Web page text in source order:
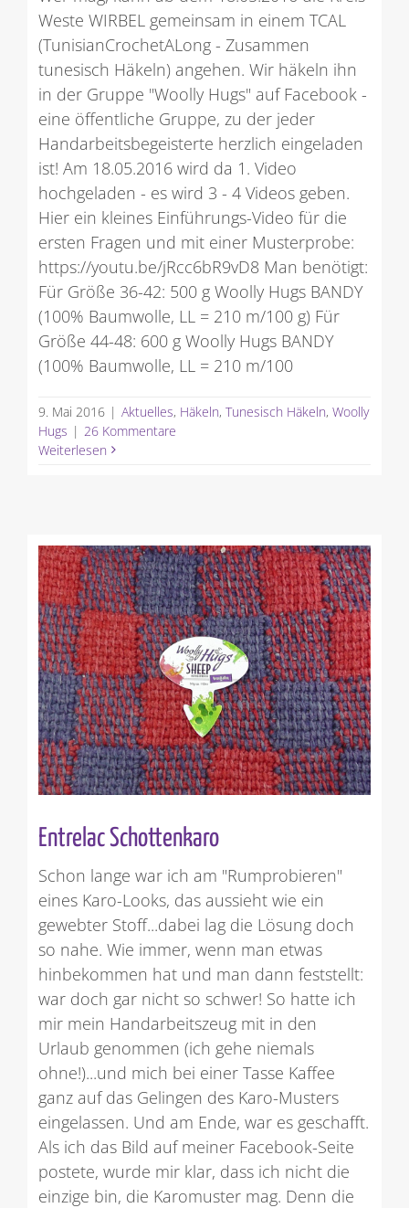
Weste WIRBEL gemeinsam in einem TCAL
(TunisianCrochetALong - Zusammen
tunesisch Häkeln) angehen. Wir häkeln ihn
in der Gruppe "Woolly Hugs" auf Facebook -
eine öffentliche Gruppe, zu der jeder
Handarbeitsbegeisterte herzlich eingeladen
ist! Am 18.05.2016 wird da 1. Video
hochgeladen - es wird 3 - 4 Videos geben.
Hier ein kleines Einführungs-Video für die
ersten Fragen und mit einer Musterprobe:
https://youtu.be/jRcc6bR9vD8 Man benötigt:
Für Größe 36-42: 500 g Woolly Hugs BANDY
(100% Baumwolle, LL = 210 m/100 g) Für
Größe 44-48: 600 g Woolly Hugs BANDY
(100% Baumwolle, LL = 210 m/100
9. Mai 2016 | Aktuelles, Häkeln, Tunesisch Häkeln, Woolly
Hugs | 26 Kommentare
Weiterlesen
Entrelac Schottenkaro
Schon lange war ich am "Rumprobieren"
eines Karo-Looks, das aussieht wie ein
gewebter Stoff...dabei lag die Lösung doch
so nahe. Wie immer, wenn man etwas
hinbekommen hat und man dann feststellt:
war doch gar nicht so schwer! So hatte ich
mir mein Handarbeitszeug mit in den
Urlaub genommen (ich gehe niemals
ohne!)...und mich bei einer Tasse Kaffee
ganz auf das Gelingen des Karo-Musters
eingelassen. Und am Ende, war es geschafft.
Als ich das Bild auf meiner Facebook-Seite
postete, wurde mir klar, dass ich nicht die
einzige bin, die Karomuster mag. Denn die